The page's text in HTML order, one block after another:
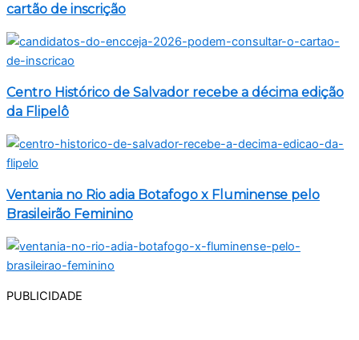
cartão de inscrição
Centro Histórico de Salvador recebe a décima edição
da Flipelô
Ventania no Rio adia Botafogo x Fluminense pelo
Brasileirão Feminino
PUBLICIDADE